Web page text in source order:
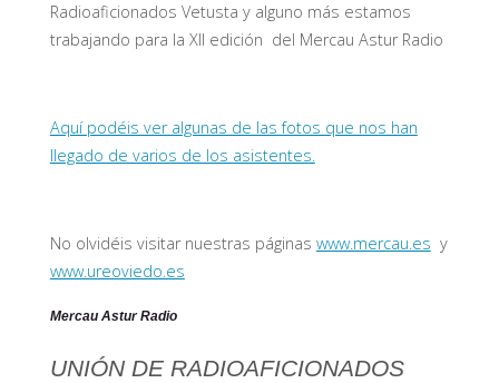
Radioaficionados Vetusta y alguno más estamos
trabajando para la XII edición del Mercau Astur Radio
Aquí podéis ver algunas de las fotos que nos han
llegado de varios de los asistentes.
No olvidéis visitar nuestras páginas www.mercau.es y
www.ureoviedo.es
Mercau Astur Radio
UNIÓN DE RADIOAFICIONADOS